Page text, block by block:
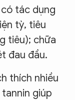
tác dụng
tỳ, tiêu
tiêu); chữa
đau đầu.
thích nhiều
giúp